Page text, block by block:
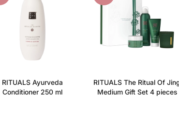
RITUALS Ayurveda
Conditioner 250 ml
RITUALS The Ritual Of
Medium Gift Set 4 pieces